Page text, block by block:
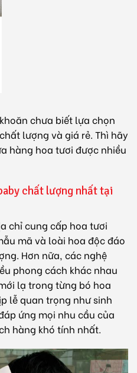
chưa biết lựa chọn
lượng và giá rẻ. Thì hãy
hàng hoa tươi được nhiều
chất lượng nhất tại
chỉ cung cấp hoa tươi
mã và loài hoa độc đáo
Hơn nữa, các nghệ
phong cách khác nhau
lạ trong từng bó hoa
lễ quan trọng như sinh
ứng mọi nhu cầu của
hàng khó tính nhất.